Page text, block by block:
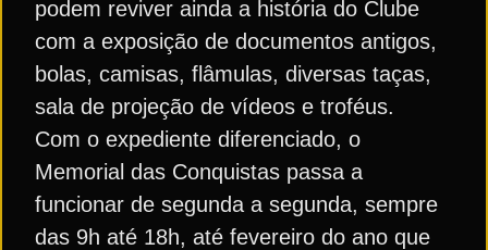
podem reviver ainda a história do Clube
com a exposição de documentos antigos,
bolas, camisas, flâmulas, diversas taças,
sala de projeção de vídeos e troféus.
Com o expediente diferenciado, o
Memorial das Conquistas passa a
funcionar de segunda a segunda, sempre
das 9h até 18h, até fevereiro do ano que